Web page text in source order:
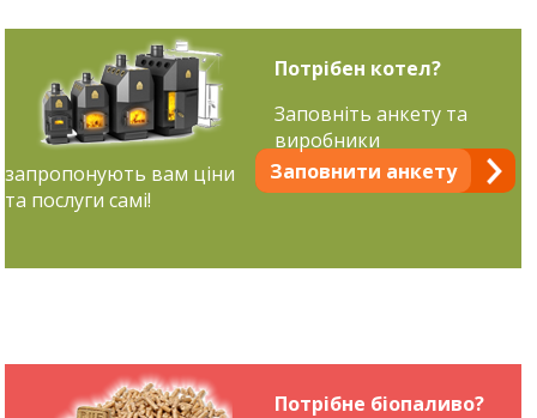
Потрібен котел?
Заповнити анкету
Заповніть анкету та
виробники
запропонують вам ціни
та послуги самі!
Потрібне біопаливо?